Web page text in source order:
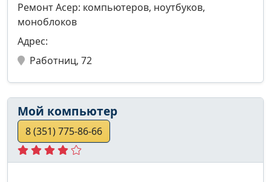
Ремонт Асер: компьютеров, ноутбуков,
моноблоков
Адрес:
Работниц, 72
Мой компьютер
8 (351) 775-86-66